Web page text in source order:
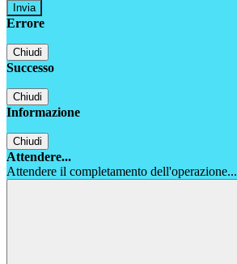
Errore
Chiudi
Successo
Chiudi
Informazione
Chiudi
Attendere...
Attendere il completamento dell'operazione...